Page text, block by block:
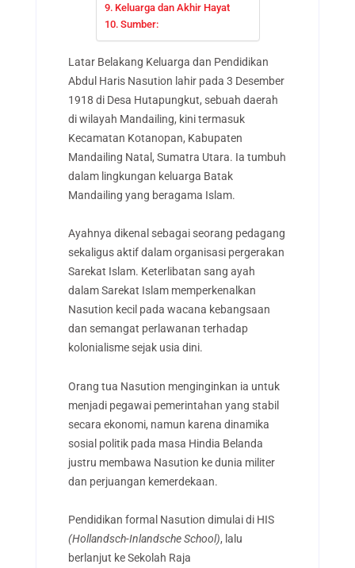
Keluarga dan Akhir Hayat
Sumber:
Latar Belakang Keluarga dan Pendidikan
Abdul Haris Nasution lahir pada 3 Desember
1918 di Desa Hutapungkut, sebuah daerah
di wilayah Mandailing, kini termasuk
Kecamatan Kotanopan, Kabupaten
Mandailing Natal, Sumatra Utara. Ia tumbuh
dalam lingkungan keluarga Batak
Mandailing yang beragama Islam.
Ayahnya dikenal sebagai seorang pedagang
sekaligus aktif dalam organisasi pergerakan
Sarekat Islam. Keterlibatan sang ayah
dalam Sarekat Islam memperkenalkan
Nasution kecil pada wacana kebangsaan
dan semangat perlawanan terhadap
kolonialisme sejak usia dini.
Orang tua Nasution menginginkan ia untuk
menjadi pegawai pemerintahan yang stabil
secara ekonomi, namun karena dinamika
sosial politik pada masa Hindia Belanda
justru membawa Nasution ke dunia militer
dan perjuangan kemerdekaan.
Pendidikan formal Nasution dimulai di HIS
(Hollandsch-Inlandsche School), lalu
berlanjut ke Sekolah Raja